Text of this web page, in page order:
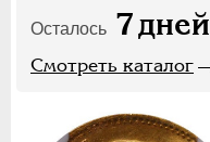
Осталось 7дней
Смотреть каталог